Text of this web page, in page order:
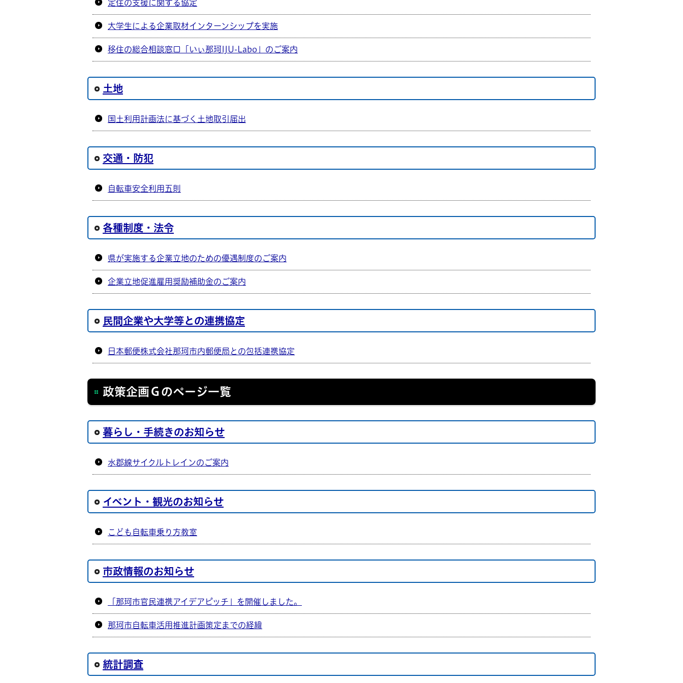
定住の支援に関する協定
大学生による企業取材インターンシップを実施
移住の総合相談窓口「いぃ那珂IJU-Labo」のご案内
土地
国土利用計画法に基づく土地取引届出
交通・防犯
自転車安全利用五則
各種制度・法令
県が実施する企業立地のための優遇制度のご案内
企業立地促進雇用奨励補助金のご案内
民間企業や大学等との連携協定
日本郵便株式会社那珂市内郵便局との包括連携協定
政策企画Ｇのページ一覧
暮らし・手続きのお知らせ
水郡線サイクルトレインのご案内
イベント・観光のお知らせ
こども自転車乗り方教室
市政情報のお知らせ
「那珂市官民連携アイデアピッチ」を開催しました。
那珂市自転車活用推進計画策定までの経緯
統計調査